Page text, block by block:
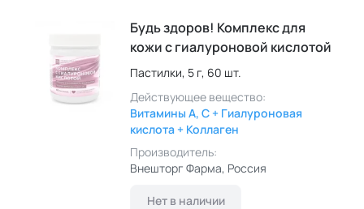
Будь здоров! Комплекс для
кожи с гиалуроновой кислотой
Пастилки, 5 г, 60 шт.
Действующее вещество:
Витамины A, C + Гиалуроновая
кислота + Коллаген
Производитель:
Внешторг Фарма, Россия
Нет в наличии